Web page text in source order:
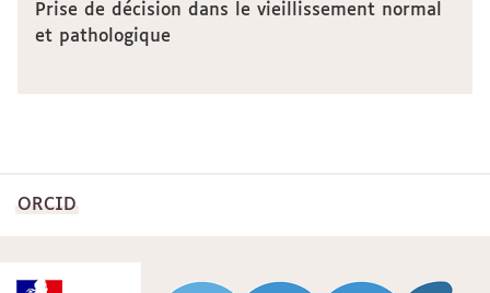
Prise de décision dans le vieillissement normal
et pathologique
ORCID